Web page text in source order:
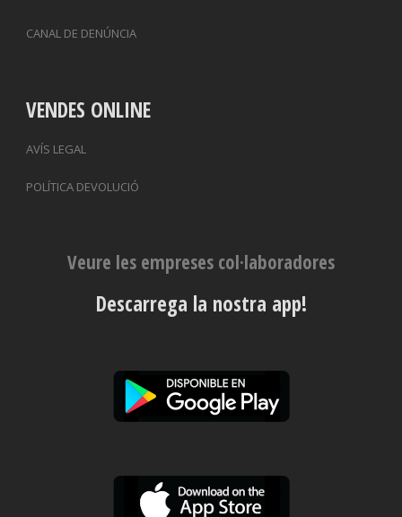
CANAL DE DENÚNCIA
VENDES ONLINE
AVÍS LEGAL
POLÍTICA DEVOLUCIÓ
Veure les empreses col·laboradores
Descarrega la nostra app!